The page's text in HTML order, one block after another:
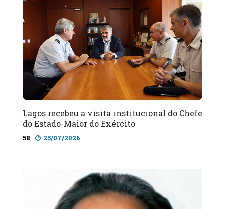
Lagos recebeu a visita institucional do Chefe
do Estado-Maior do Exército
58 25/07/2026